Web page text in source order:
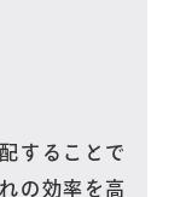
することで
の効率を高